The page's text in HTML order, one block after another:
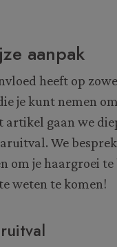
aanpak
heeft op
je kunt nemen
gaan we
We
om je haargroei te
weten te komen!